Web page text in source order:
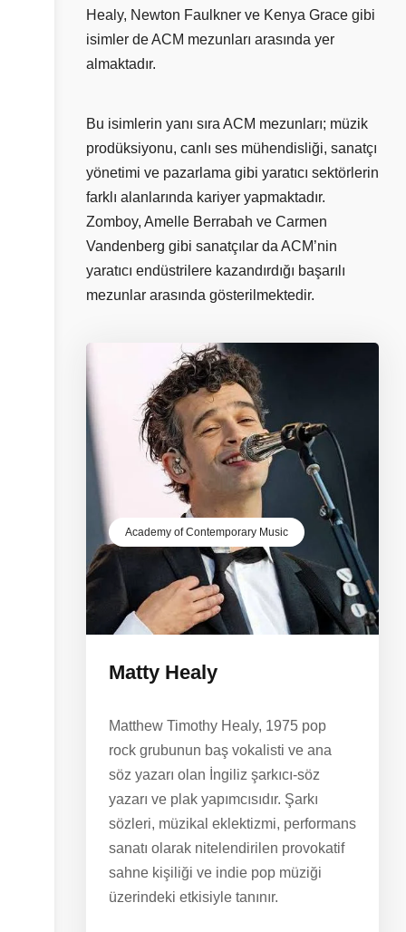
Healy, Newton Faulkner ve Kenya Grace gibi
isimler de ACM mezunları arasında yer
almaktadır.
Bu isimlerin yanı sıra ACM mezunları; müzik
prodüksiyonu, canlı ses mühendisliği, sanatçı
yönetimi ve pazarlama gibi yaratıcı sektörlerin
farklı alanlarında kariyer yapmaktadır.
Zomboy, Amelle Berrabah ve Carmen
Vandenberg gibi sanatçılar da ACM’nin
yaratıcı endüstrilere kazandırdığı başarılı
mezunlar arasında gösterilmektedir.
Academy of Contemporary Music
Matty Healy
Matthew Timothy Healy, 1975 pop
rock grubunun baş vokalisti ve ana
söz yazarı olan İngiliz şarkıcı-söz
yazarı ve plak yapımcısıdır. Şarkı
sözleri, müzikal eklektizmi, performans
sanatı olarak nitelendirilen provokatif
sahne kişiliği ve indie pop müziği
üzerindeki etkisiyle tanınır.